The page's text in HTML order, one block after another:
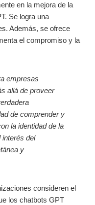
en la mejora de la
Se logra una
Además, se ofrece
el compromiso y la
empresas
allá de proveer
de comprender y
la identidad de la
del
y
consideren el
los chatbots GPT